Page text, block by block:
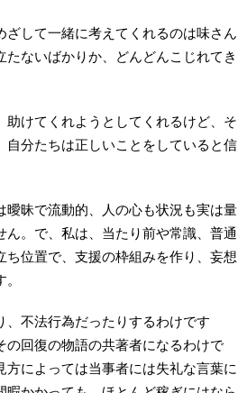
して一緒に考えてくれるのは味さん
ないばかりか、どんどんこじれてき
けてくれようとしてくれるけど、そ
分たちは正しいことをしていると信
昧で流動的、人の心も状況も実は量
。で、私は、当たり前や常識、普通
位置で、支援の枠組みを作り、妄想
不法行為だったりするわけです
の回復の物語の共著者になるわけで
によっては当事者には失礼な言葉に